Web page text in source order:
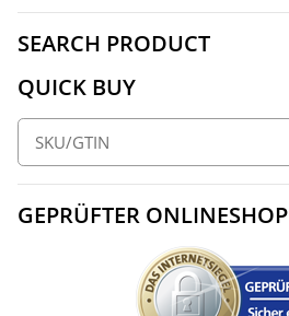
SEARCH PRODUCT
QUICK BUY
GEPRÜFTER ONLINESHOP